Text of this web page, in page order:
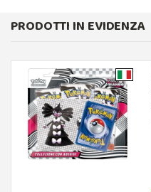
PRODOTTI IN EVIDENZA